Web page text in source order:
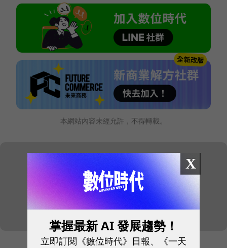
本網站內容未經允許，不得轉載。
X
掌握最新 AI 發展趨勢！
立即訂閱《數位時代》日報、《一天